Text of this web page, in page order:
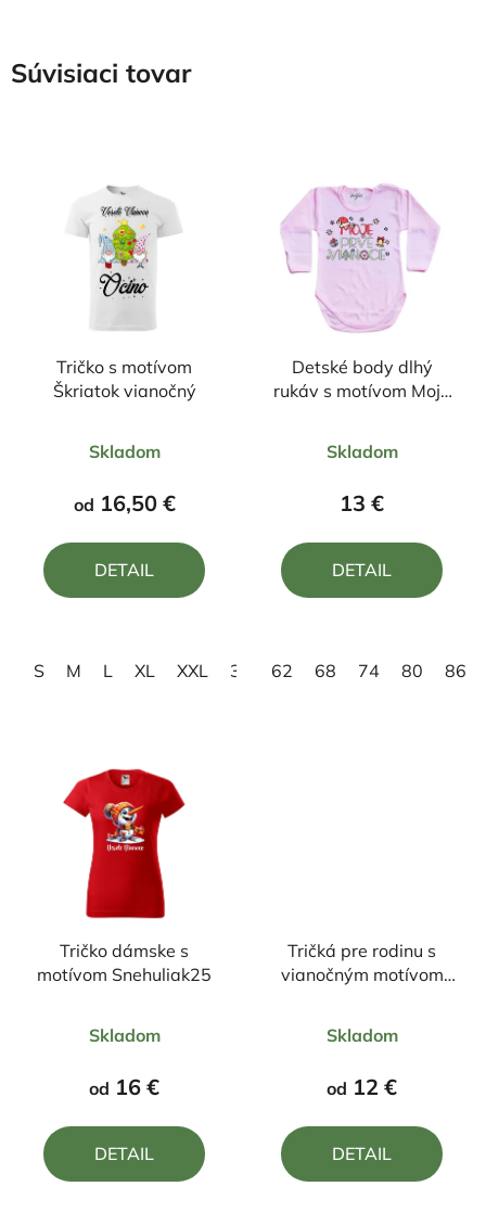
Súvisiaci tovar
Tričko s motívom
Škriatok vianočný
hodnotenie
produktu
je
5,0
z
Skladom
od 16,50 €
DETAIL
S M L XL XXL 3XL 4XL
Detské body dlhý
rukáv s motívom Moje
hodnotenie
produktu
4,9
z
Skladom
13 €
DETAIL
62 68 74 80 86
Tričko dámske s
motívom Snehuliak25
hodnotenie
produktu
z
Skladom
od 16 €
DETAIL
Tričká pre rodinu s
vianočným motívom
hodnotenie
produktu
z
Skladom
od 12 €
DETAIL